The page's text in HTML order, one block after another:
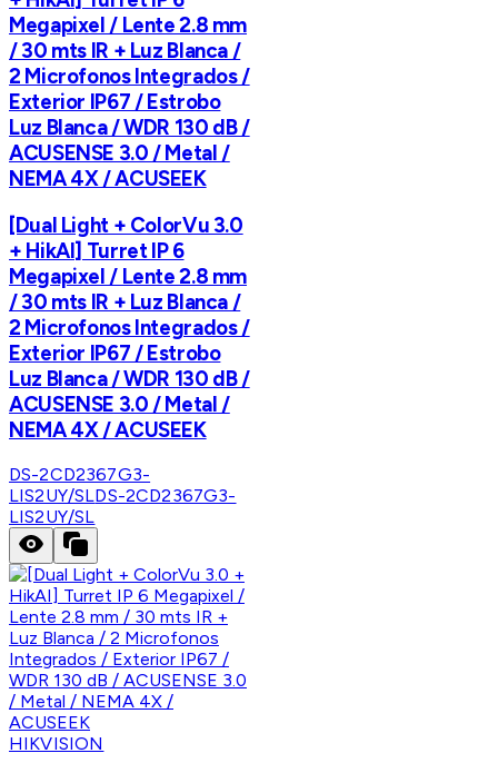
Megapixel / Lente 2.8 mm
/ 30 mts IR + Luz Blanca /
2 Microfonos Integrados /
Exterior IP67 / Estrobo
Luz Blanca / WDR 130 dB /
ACUSENSE 3.0 / Metal /
NEMA 4X / ACUSEEK
[Dual Light + ColorVu 3.0
+ HikAI] Turret IP 6
Megapixel / Lente 2.8 mm
/ 30 mts IR + Luz Blanca /
2 Microfonos Integrados /
Exterior IP67 / Estrobo
Luz Blanca / WDR 130 dB /
ACUSENSE 3.0 / Metal /
NEMA 4X / ACUSEEK
DS-2CD2367G3-
LIS2UY/SLDS-2CD2367G3-
LIS2UY/SL
HIKVISION